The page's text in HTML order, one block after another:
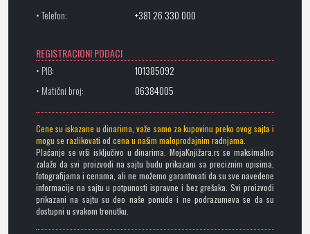
• Telefon: +381 26 330 000
REGISTRACIONI PODACI
• PIB:
101385092
• Matični broj:
06384005
Cene su iskazane u dinarima, važe samo za kupovinu preko ovog sajta i
mogu se razlikovati od cena u našim maloprodajnim radnjama.
Plaćanje se vrši isključivo u dinarima. MojaKnjižara.rs se maksimalno
zalaže da svi proizvodi na sajtu budu prikazani sa preciznim opisima,
fotografijama i cenama, ali ne možemo garantovati da su sve navedene
informacije na sajtu u potpunosti ispravne i bez grešaka. Svi proizvodi
prikazani na sajtu su deo naše ponude i ne podrazumeva se da su
dostupni u svakom trenutku.